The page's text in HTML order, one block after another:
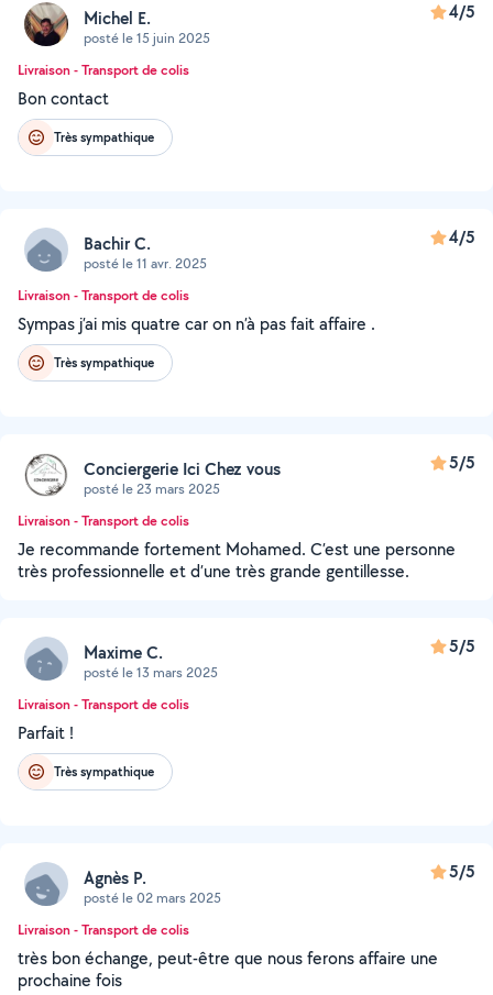
Michel E.
posté le 15 juin 2025
4/5
Livraison - Transport de colis
Bon contact
Très sympathique
Bachir C.
posté le 11 avr. 2025
4/5
Livraison - Transport de colis
Sympas j’ai mis quatre car on n’à pas fait affaire .
Très sympathique
Conciergerie Ici Chez vous
posté le 23 mars 2025
5/5
Livraison - Transport de colis
Je recommande fortement Mohamed. C’est une personne
très professionnelle et d’une très grande gentillesse.
Maxime C.
posté le 13 mars 2025
5/5
Livraison - Transport de colis
Parfait !
Très sympathique
Agnès P.
posté le 02 mars 2025
5/5
Livraison - Transport de colis
très bon échange, peut-être que nous ferons affaire une
prochaine fois